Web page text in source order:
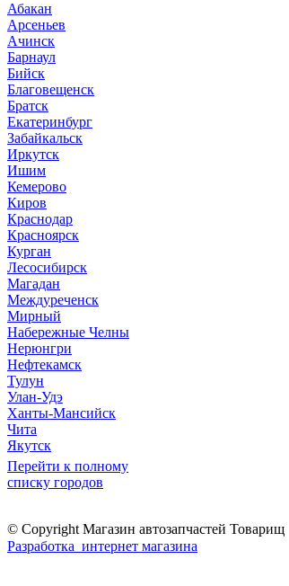
Абакан
Арсеньев
Ачинск
Барнаул
Бийск
Благовещенск
Братск
Екатеринбург
Забайкальск
Иркутск
Ишим
Кемерово
Киров
Краснодар
Красноярск
Курган
Лесосибирск
Магадан
Междуреченск
Мирный
Набережные Челны
Нерюнгри
Нефтекамск
Тулун
Улан-Удэ
Ханты-Мансийск
Чита
Якутск
Перейти к полному
списку городов
© Copyright Магазин автозапчастей Товарищ
Разработка интернет магазина